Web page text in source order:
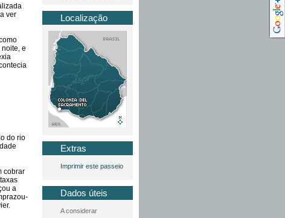
ver
e
do rio
cobrar
a
Localização
Extras
Imprimir este passeio
Dados úteis
A considerar